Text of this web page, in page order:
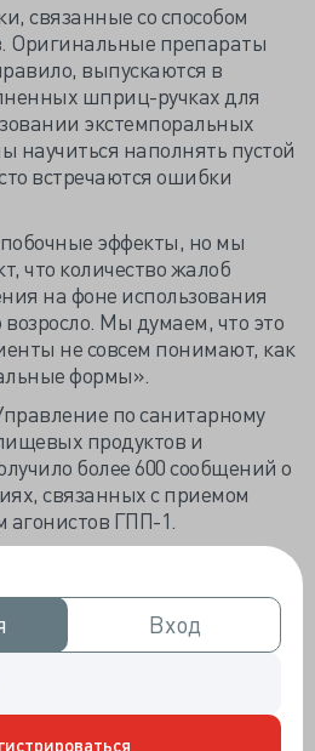
Вход
Вход
связанные со способом
Оригинальные препараты
выпускаются в
шприц-ручках для
экстемпоральных
наполнять пустой
встречаются ошибки
эффекты, но мы
что количество жалоб
на фоне использования
Мы думаем, что это
не совсем понимают, как
формы».
по санитарному
продуктов и
более 600 сообщений о
связанных с приемом
ГПП-1.
агонисты ГПП-1
1000 долларов в месяц.
Becker's,стремительный
что несколько